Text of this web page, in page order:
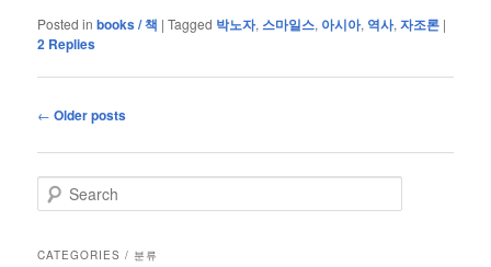
Posted in books / 책 |Tagged 박노자, 스마일스, 아시아, 역사,자조론 |
2 Replies
Post
← Older posts
e
rCATEGORIES / 분류